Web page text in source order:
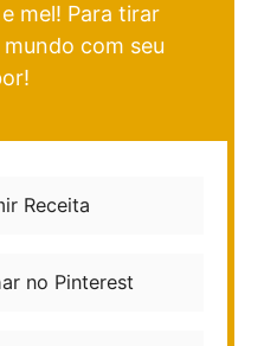
mel! Para tirar
com seu
Receita
no Pinterest